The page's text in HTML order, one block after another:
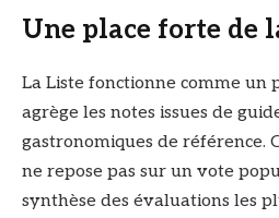
Une place forte de
La Liste fonctionne comme un
agrège les notes issues de
gastronomiques de référence.
ne repose pas sur un vote
synthèse des évaluations les